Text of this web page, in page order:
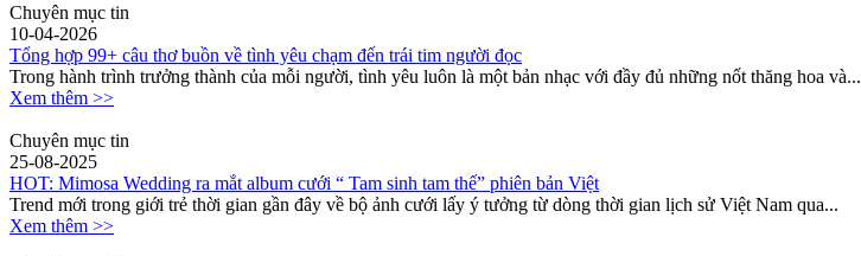
Chuyên mục tin
10-04-2026
Tổng hợp 99+ câu thơ buồn về tình yêu chạm đến trái tim người đọc
Trong hành trình trưởng thành của mỗi người, tình yêu luôn là một bản nhạc với đầy đủ những nốt thăng hoa và...
Xem thêm >>
Chuyên mục tin
25-08-2025
HOT: Mimosa Wedding ra mắt album cưới “ Tam sinh tam thế” phiên bản Việt
Trend mới trong giới trẻ thời gian gần đây về bộ ảnh cưới lấy ý tưởng từ dòng thời gian lịch sử Việt Nam qua...
Xem thêm >>